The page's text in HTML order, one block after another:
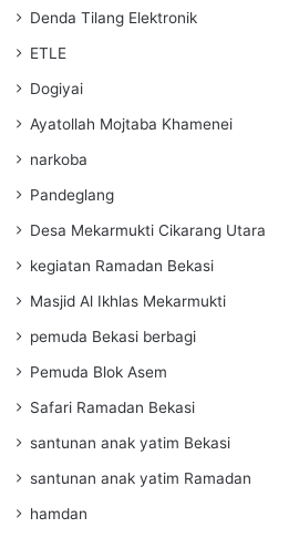
Denda Tilang Elektronik
ETLE
Dogiyai
Ayatollah Mojtaba Khamenei
narkoba
Pandeglang
Desa Mekarmukti Cikarang Utara
kegiatan Ramadan Bekasi
Masjid Al Ikhlas Mekarmukti
pemuda Bekasi berbagi
Pemuda Blok Asem
Safari Ramadan Bekasi
santunan anak yatim Bekasi
santunan anak yatim Ramadan
hamdan